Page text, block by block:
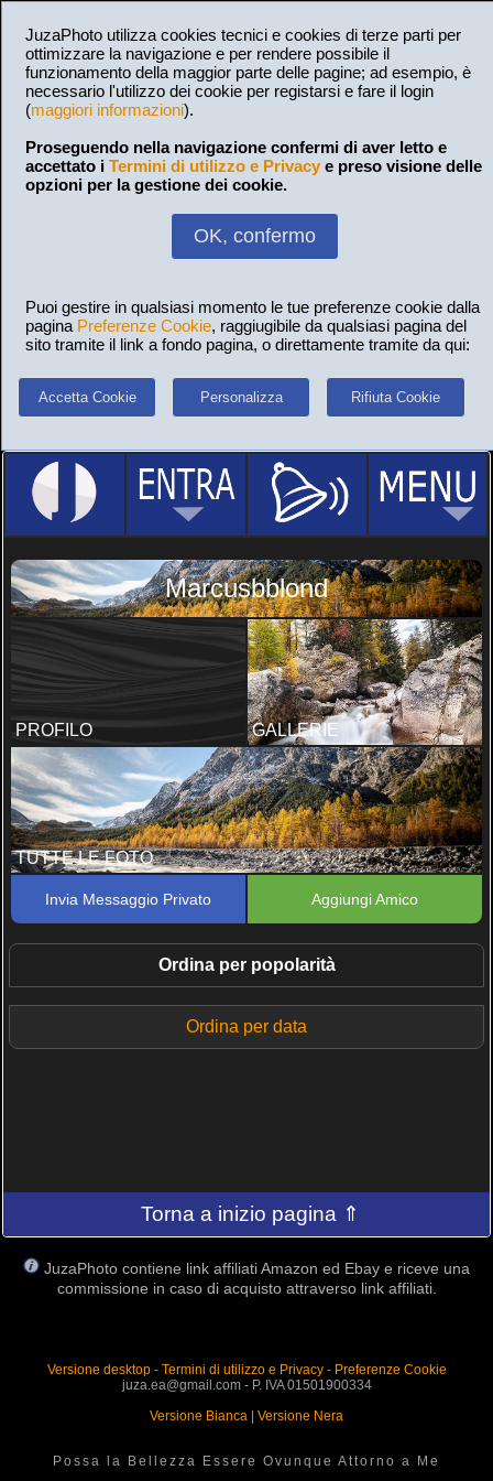
JuzaPhoto utilizza cookies tecnici e cookies di terze parti per
ottimizzare la navigazione e per rendere possibile il
funzionamento della maggior parte delle pagine; ad esempio, è
necessario l'utilizzo dei cookie per registarsi e fare il login
(maggiori informazioni).
Proseguendo nella navigazione confermi di aver letto e
accettato i Termini di utilizzo e Privacy e preso visione delle
opzioni per la gestione dei cookie.
OK, confermo
Puoi gestire in qualsiasi momento le tue preferenze cookie dalla
pagina Preferenze Cookie, raggiugibile da qualsiasi pagina del
sito tramite il link a fondo pagina, o direttamente tramite da qui:
Accetta Cookie Personalizza Rifiuta Cookie
Marcusbblond
PROFILO GALLERIE
TUTTE LE FOTO
Invia Messaggio Privato Aggiungi Amico
Ordina per popolarità
Ordina per data
Torna a inizio pagina ⇑
JuzaPhoto contiene link affiliati Amazon ed Ebay e riceve una
commissione in caso di acquisto attraverso link affiliati.
Versione desktop- Termini di utilizzo e Privacy- Preferenze Cookie
juza.ea@gmail.com - P. IVA 01501900334
Versione Bianca
Versione Nera
Possa la Bellezza Essere Ovunque Attorno a Me